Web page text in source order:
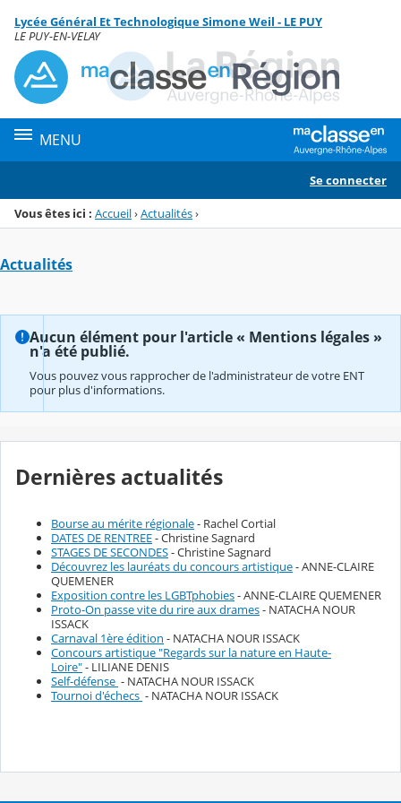
Menu de la rubrique
Contenu
Lycée Général Et Technologique Simone Weil - LE PUY
LE PUY-EN-VELAY
MENU
Se connecter
Vous êtes ici : Accueil›Actualités›
Actualités
Aucun élément pour l'article « Mentions légales »
n'a été publié.
Vous pouvez vous rapprocher de l'administrateur de votre ENT
pour plus d'informations.
Dernières actualités
Bourse au mérite régionale- Rachel Cortial
DATES DE RENTREE- Christine Sagnard
STAGES DE SECONDES- Christine Sagnard
Découvrez les lauréats du concours artistique- ANNE-CLAIRE
QUEMENER
Exposition contre les LGBTphobies- ANNE-CLAIRE QUEMENER
Proto-On passe vite du rire aux drames- NATACHA NOUR
ISSACK
Carnaval 1ère édition - NATACHA NOUR ISSACK
Concours artistique "Regards sur la nature en Haute-
Loire"- LILIANE DENIS
Self-défense - NATACHA NOUR ISSACK
Tournoi d'échecs - NATACHA NOUR ISSACK